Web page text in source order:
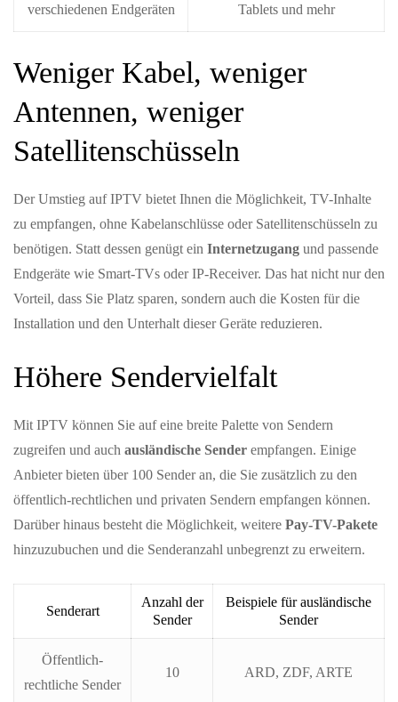
verschiedenen Endgeräten
Tablets und mehr
Weniger Kabel, weniger
Antennen, weniger
Satellitenschüsseln
Der Umstieg auf IPTV bietet Ihnen die Möglichkeit, TV-Inhalte
zu empfangen, ohne Kabelanschlüsse oder Satellitenschüsseln zu
benötigen. Statt dessen genügt ein Internetzugang und passende
Endgeräte wie Smart-TVs oder IP-Receiver. Das hat nicht nur den
Vorteil, dass Sie Platz sparen, sondern auch die Kosten für die
Installation und den Unterhalt dieser Geräte reduzieren.
Höhere Sendervielfalt
Mit IPTV können Sie auf eine breite Palette von Sendern
zugreifen und auch ausländische Sender empfangen. Einige
Anbieter bieten über 100 Sender an, die Sie zusätzlich zu den
öffentlich-rechtlichen und privaten Sendern empfangen können.
Darüber hinaus besteht die Möglichkeit, weitere Pay-TV-Pakete
hinzuzubuchen und die Senderanzahl unbegrenzt zu erweitern.
Senderart
Anzahl der
Sender
Beispiele für ausländische
Sender
Öffentlich-
rechtliche Sender
10 ARD, ZDF, ARTE